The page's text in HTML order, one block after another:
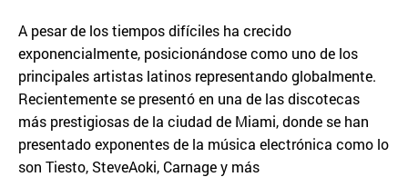
A pesar de los tiempos difíciles ha crecido
exponencialmente, posicionándose como uno de los
principales artistas latinos representando globalmente.
Recientemente se presentó en una de las discotecas
más prestigiosas de la ciudad de Miami, donde se han
presentado exponentes de la música electrónica como lo
son Tiesto, SteveAoki, Carnage y más